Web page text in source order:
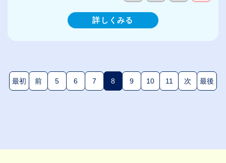
詳しくみる
最初 前 5 6 7 8(現在のページ)
9 10 11 次 最後